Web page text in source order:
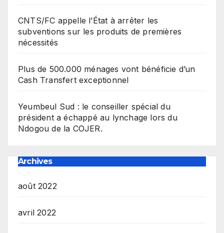
CNTS/FC appelle l’État à arrêter les
subventions sur les produits de premières
nécessités
Plus de 500.000 ménages vont bénéficie d’un
Cash Transfert exceptionnel
Yeumbeul Sud : le conseiller spécial du
président a échappé au lynchage lors du
Ndogou de la COJER.
Archives
août 2022
avril 2022